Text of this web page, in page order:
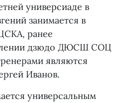
универсиаде в
занимается в
ранее
дзюдо ДЮСШ СОЦ
являются
Иванов.
универсальным